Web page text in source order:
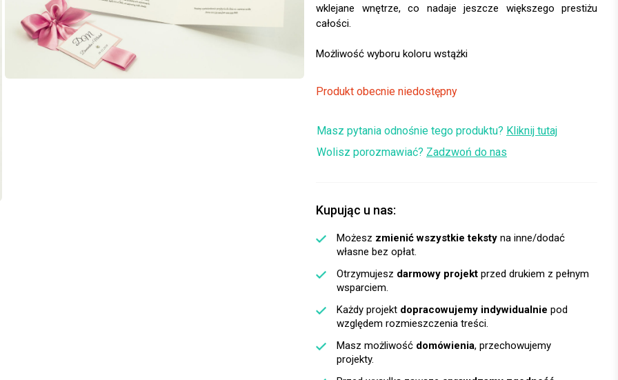
wklejane wnętrze, co nadaje jeszcze większego prestiżu
całości.
Produkt obecnie niedostępny
Masz pytania odnośnie tego produktu? Kliknij tutaj
Wolisz porozmawiać? Zadzwoń do nas
Kupując u nas:
Możesz zmienić wszystkie teksty na inne/dodać
własne bez opłat.
Otrzymujesz darmowy projekt przed drukiem z pełnym
wsparciem.
Każdy projekt dopracowujemy indywidualnie pod
względem rozmieszczenia treści.
Masz możliwość domówienia, przechowujemy
projekty.